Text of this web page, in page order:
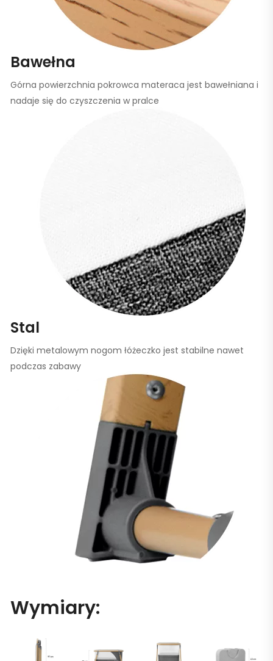
Bawełna
Górna powierzchnia pokrowca materaca jest bawełniana i
nadaje się do czyszczenia w pralce
Stal
Dzięki metalowym nogom łóżeczko jest stabilne nawet
podczas zabawy
Wymiary: